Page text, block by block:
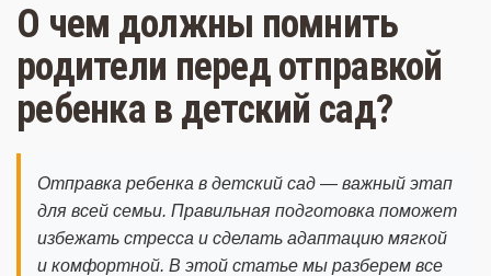
О чем должны помнить
родители перед отправкой
ребенка в детский сад?
Отправка ребенка в детский сад — важный этап
для всей семьи. Правильная подготовка поможет
избежать стресса и сделать адаптацию мягкой
и комфортной. В этой статье мы разберем все